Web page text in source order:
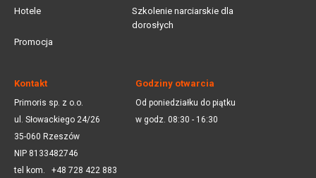
Hotele
Szkolenie narciarskie dla
dorosłych
Promocja
Kontakt
Primoris sp. z o.o.
ul. Słowackiego 24/26
35-060 Rzeszów
NIP 8133482746
tel kom. +48 728 422 883
Godziny otwarcia
Od poniedziałku do piątku
w godz. 08:30 - 16:30